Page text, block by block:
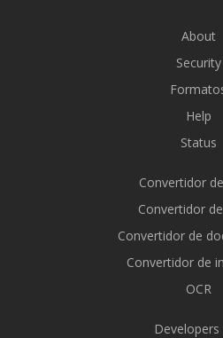
About
Security
Help
Status
Convertidor
Convertidor
Convertidor de
Convertidor de
OCR
Developers